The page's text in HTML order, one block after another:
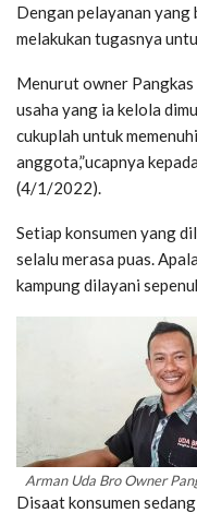
Dengan pelayanan yang
melakukan tugasnya
Menurut owner
usaha yang ia kelola
cukuplah untuk
anggota,”ucapnya
(4/1/2022).
Setiap konsumen yang
selalu merasa puas.
kampung dilayani
Arman Uda Bro Owner
Disaat konsumen